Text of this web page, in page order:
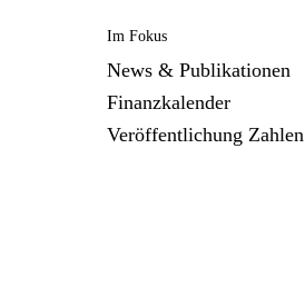
Im Fokus
News & Publikationen
Finanzkalender
Veröffentlichung Zahlen